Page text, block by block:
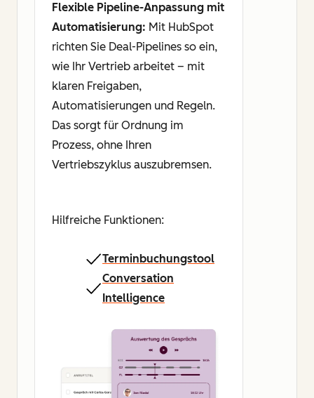
Flexible Pipeline-Anpassung mit
Automatisierung: Mit HubSpot
richten Sie Deal-Pipelines so ein,
wie Ihr Vertrieb arbeitet – mit
klaren Freigaben,
Automatisierungen und Regeln.
Das sorgt für Ordnung im
Prozess, ohne Ihren
Vertriebszyklus auszubremsen.
Hilfreiche Funktionen:
Terminbuchungstool
Conversation
Intelligence